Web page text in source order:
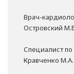
Врач-
Островский
Специалист
Кравченко М.А.